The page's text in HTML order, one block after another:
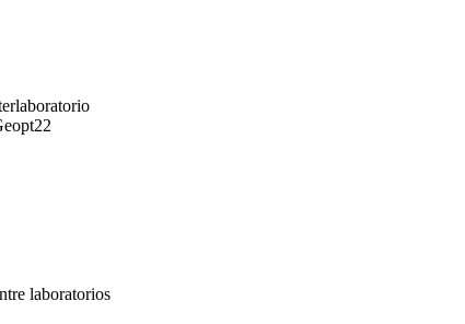
laboratorios